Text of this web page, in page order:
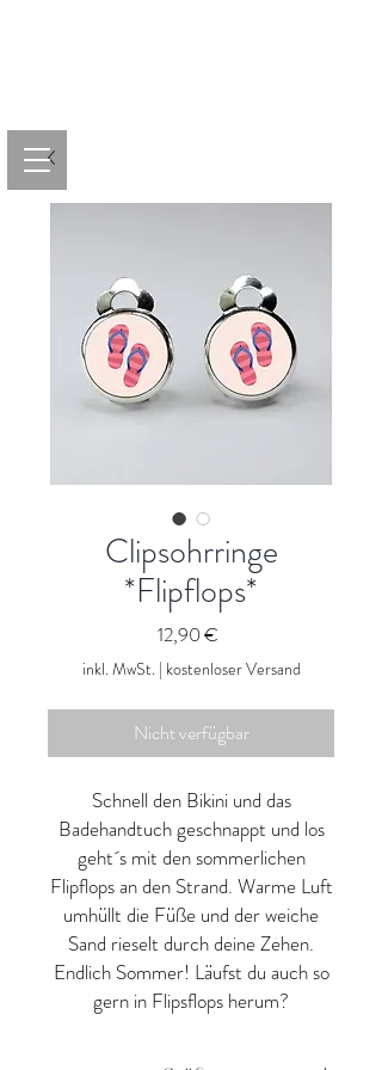
Clipsohrringe
*Flipflops*
12,90 €
inkl. MwSt. | kostenloser Versand
Nicht verfügbar
Schnell den Bikini und das
Badehandtuch geschnappt und los
geht´s mit den sommerlichen
Flipflops an den Strand. Warme Luft
umhüllt die Füße und der weiche
Sand rieselt durch deine Zehen.
Endlich Sommer! Läufst du auch so
gern in Flipsflops herum?